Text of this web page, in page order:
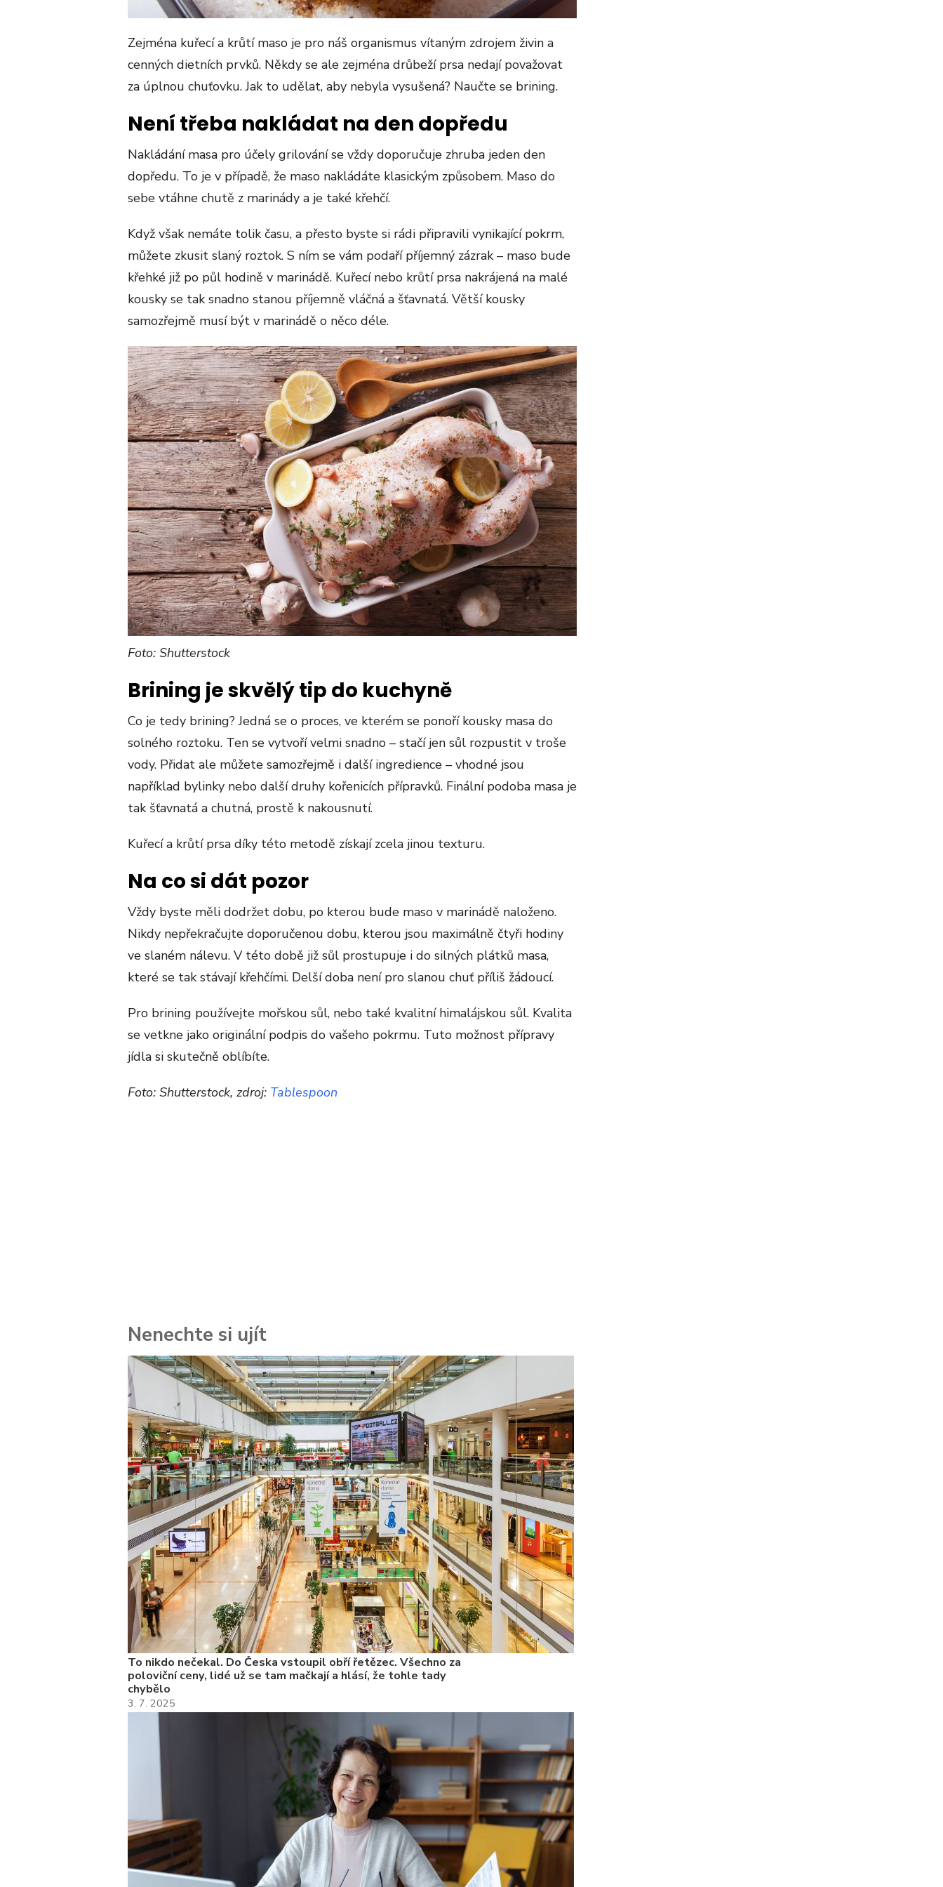
Zejména kuřecí a krůtí maso je pro náš organismus vítaným zdrojem živin a
cenných dietních prvků. Někdy se ale zejména drůbeží prsa nedají považovat
za úplnou chuťovku. Jak to udělat, aby nebyla vysušená? Naučte se brining.
Není třeba nakládat na den dopředu
Nakládání masa pro účely grilování se vždy doporučuje zhruba jeden den
dopředu. To je v případě, že maso nakládáte klasickým způsobem. Maso do
sebe vtáhne chutě z marinády a je také křehčí.
Když však nemáte tolik času, a přesto byste si rádi připravili vynikající pokrm,
můžete zkusit slaný roztok. S ním se vám podaří příjemný zázrak – maso bude
křehké již po půl hodině v marinádě. Kuřecí nebo krůtí prsa nakrájená na malé
kousky se tak snadno stanou příjemně vláčná a šťavnatá. Větší kousky
samozřejmě musí být v marinádě o něco déle.
Foto: Shutterstock
Brining je skvělý tip do kuchyně
Co je tedy brining? Jedná se o proces, ve kterém se ponoří kousky masa do
solného roztoku. Ten se vytvoří velmi snadno – stačí jen sůl rozpustit v troše
vody. Přidat ale můžete samozřejmě i další ingredience – vhodné jsou
například bylinky nebo další druhy kořenicích přípravků. Finální podoba masa je
tak šťavnatá a chutná, prostě k nakousnutí.
Kuřecí a krůtí prsa díky této metodě získají zcela jinou texturu.
Na co si dát pozor
Vždy byste měli dodržet dobu, po kterou bude maso v marinádě naloženo.
Nikdy nepřekračujte doporučenou dobu, kterou jsou maximálně čtyři hodiny
ve slaném nálevu. V této době již sůl prostupuje i do silných plátků masa,
které se tak stávají křehčími. Delší doba není pro slanou chuť příliš žádoucí.
Pro brining používejte mořskou sůl, nebo také kvalitní himalájskou sůl. Kvalita
se vetkne jako originální podpis do vašeho pokrmu. Tuto možnost přípravy
jídla si skutečně oblíbíte.
Foto: Shutterstock, zdroj: Tablespoon
Nenechte si ujít
To nikdo nečekal. Do Česka vstoupil obří řetězec. Všechno za
poloviční ceny, lidé už se tam mačkají a hlásí, že tohle tady
chybělo
3. 7. 2025